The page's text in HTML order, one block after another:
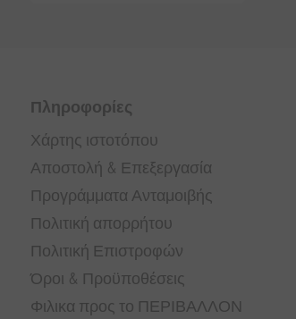
Πληροφορίες
Χάρτης ιστοτόπου
Αποστολή & Επεξεργασία
Προγράμματα Ανταμοιβής
Πολιτική απορρήτου
Πολιτική Επιστροφών
Όροι & Προϋποθέσεις
Φιλικα προς το ΠΕΡΙΒΑΛΛΟΝ